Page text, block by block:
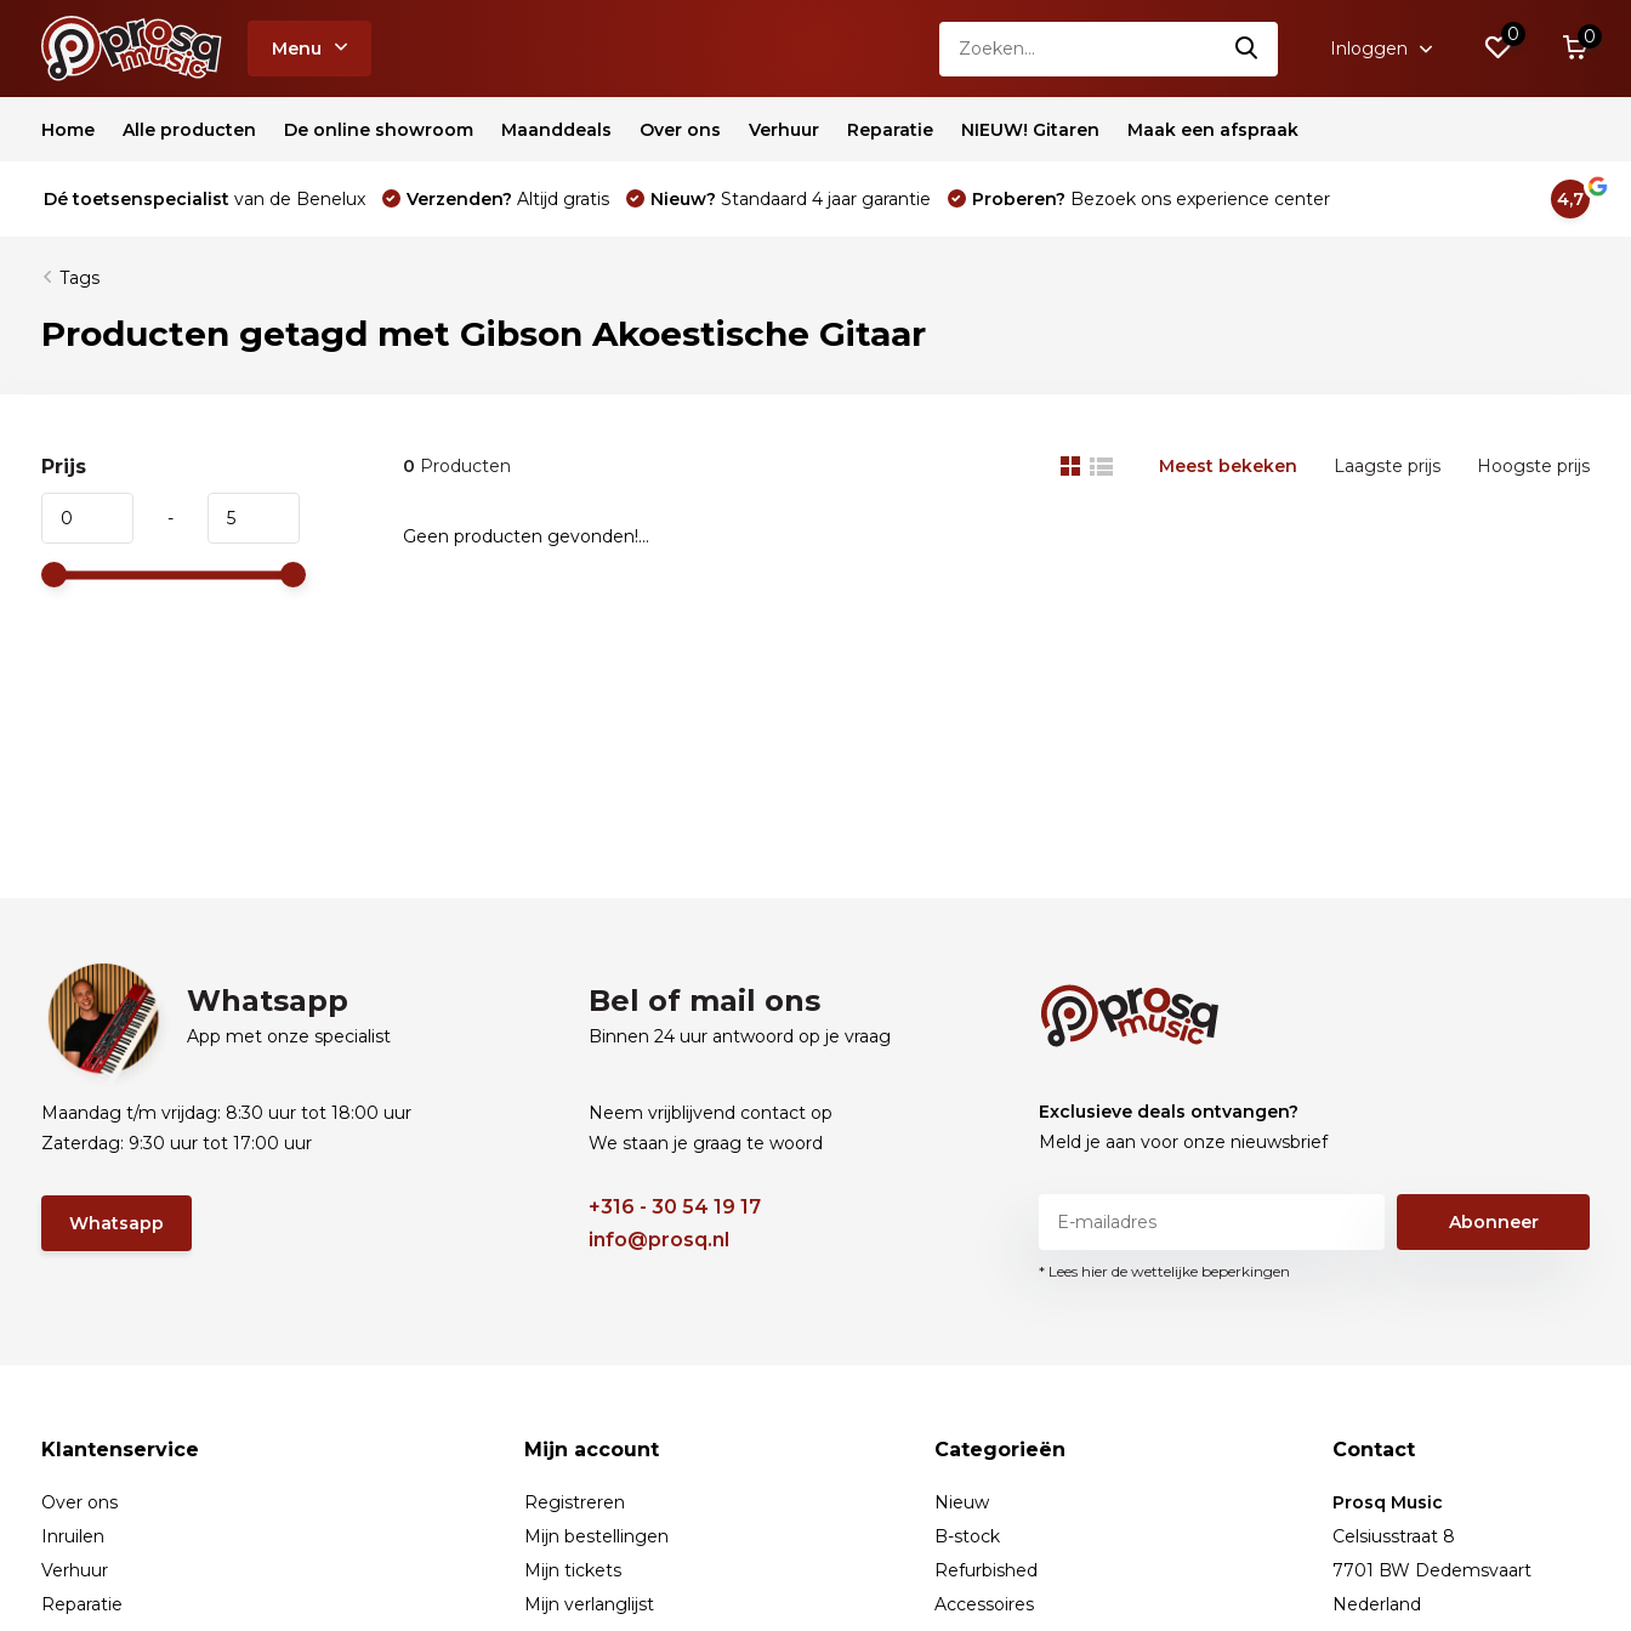
Menu Inloggen
0 0
Home Alle producten De online showroom Maanddeals Over ons Verhuur Reparatie NIEUW! Gitaren Maak een afspraak
Dé toetsenspecialist van de Benelux Verzenden? Altijd gratis Nieuw? Standaard 4 jaar garantie Proberen? Bezoek ons experience center 4,7
Tags
Producten getagd met Gibson Akoestische Gitaar
Prijs
-
0 Producten Meest bekeken Laagste prijs Hoogste prijs
Geen producten gevonden!...
Whatsapp
App met onze specialist
Maandag t/m vrijdag: 8:30 uur tot 18:00 uur
Zaterdag: 9:30 uur tot 17:00 uur
Whatsapp
Bel of mail ons
Binnen 24 uur antwoord op je vraag
Neem vrijblijvend contact op
We staan je graag te woord
+316 - 30 54 19 17
info@prosq.nl
Exclusieve deals ontvangen?
Meld je aan voor onze nieuwsbrief
Abonneer
* Lees hier de wettelijke beperkingen
Klantenservice
Over ons
Inruilen
Verhuur
Reparatie
Mijn account
Registreren
Mijn bestellingen
Mijn tickets
Mijn verlanglijst
Categorieën
Nieuw
B-stock
Refurbished
Accessoires
Contact
Prosq Music
Celsiusstraat 8
7701 BW Dedemsvaart
Nederland